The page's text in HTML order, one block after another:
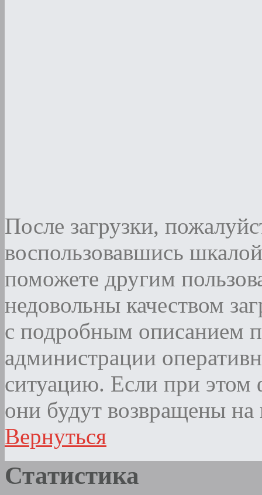
После загрузки,
воспользовавшись
поможете другим
недовольны качеством
с подробным описанием
администрации
ситуацию. Если при этом
они будут возвращены на
Вернуться
Статистика